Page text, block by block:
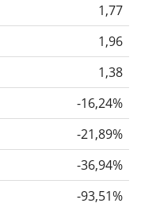
1,77
1,96
1,38
-16,24%
-21,89%
-36,94%
-93,51%